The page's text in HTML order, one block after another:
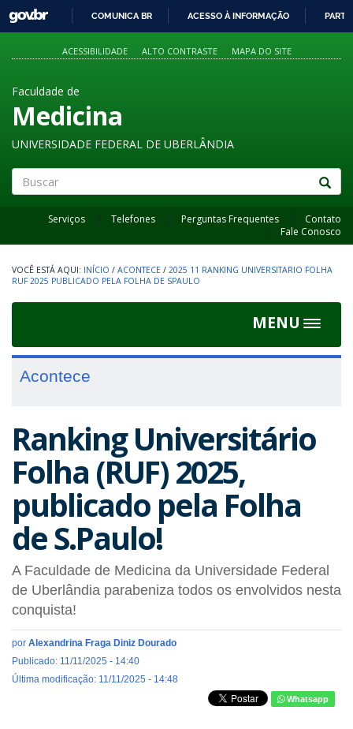
PARA
O
GOVBR
COMUNICA BR ACESSO À INFORMAÇÃO
ACESSIBILIDADE ALTO CONTRASTE MAPA DO SITE
Faculdade de
Medicina
UNIVERSIDADE FEDERAL DE UBERLÂNDIA
Serviços Telefones Perguntas Frequentes
Contato
Fale Conosco
INÍCIO / ACONTECE / 2025 11 RANKING UNIVERSITARIO FOLHA
RUF 2025 PUBLICADO PELA FOLHA DE SPAULO
MENU
Toggle
Acontece
Ranking Universitário
Folha (RUF) 2025,
publicado pela Folha
de S.Paulo!
A Faculdade de Medicina da Universidade Federal
de Uberlândia parabeniza todos os envolvidos nesta
conquista!
por Alexandrina Fraga Diniz Dourado
Publicado: 11/11/2025 - 14:40
Última modificação: 11/11/2025 - 14:48
Whatsapp